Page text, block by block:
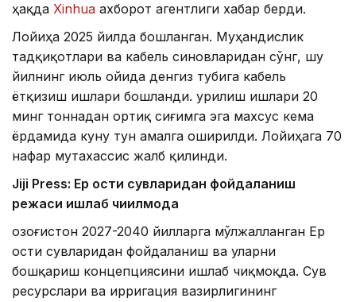
ҳақда Xinhua ахборот агентлиги хабар берди.
Лойиҳа 2025 йилда бошланган. Муҳандислик
тадқиқотлари ва кабель синовларидан сўнг, шу
йилнинг июль ойида денгиз тубига кабель
ётқизиш ишлари бошланди. Қурилиш ишлари 20
минг тоннадан ортиқ сиғимга эга махсус кема
ёрдамида куну тун амалга оширилди. Лойиҳага 70
нафар мутахассис жалб қилинди.
Jiji Press: Ер ости сувларидан фойдаланиш
режаси ишлаб чиқилмоқда
Қозоғистон 2027-2040 йилларга мўлжалланган Ер
ости сувларидан фойдаланиш ва уларни
бошқариш концепциясини ишлаб чиқмоқда. Сув
ресурслари ва ирригация вазирлигининг